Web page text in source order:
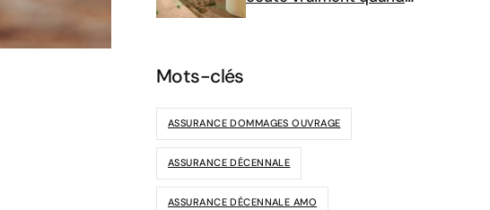
Mots-clés
ASSURANCE DOMMAGES OUVRAGE
ASSURANCE DÉCENNALE
ASSURANCE DÉCENNALE AMO